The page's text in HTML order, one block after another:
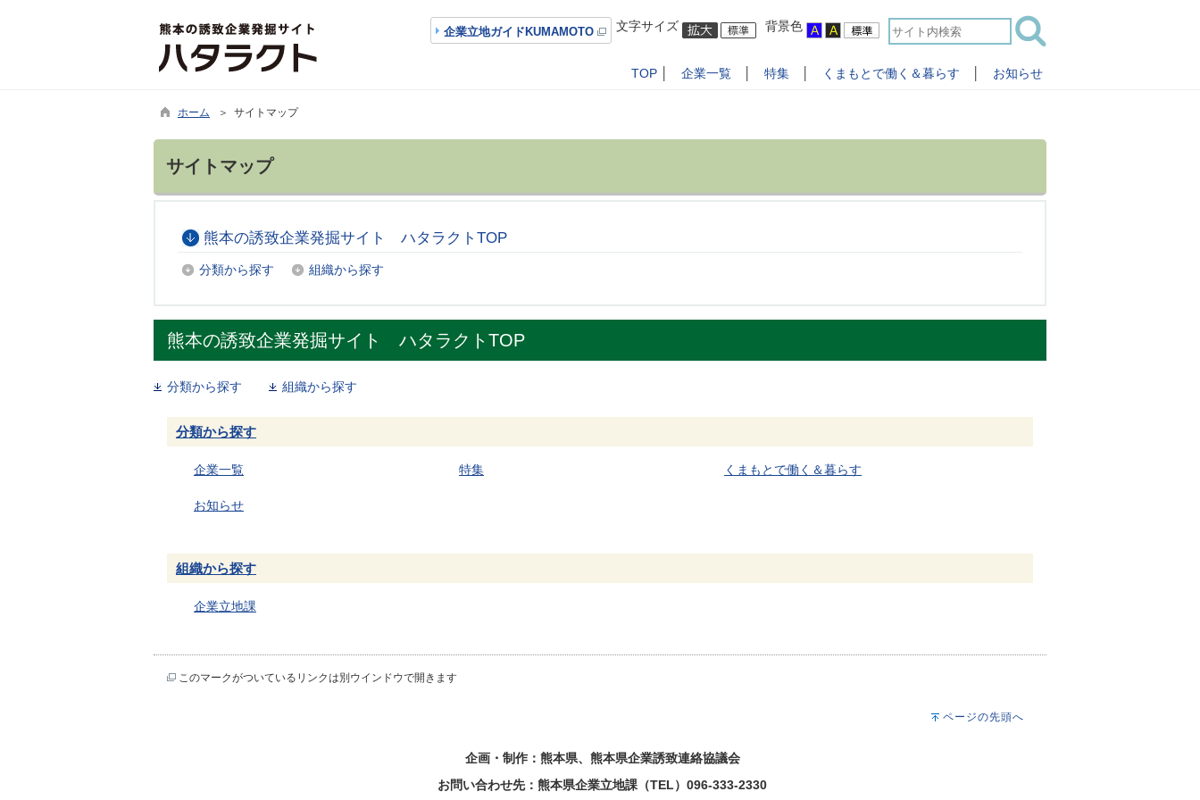
企業立地ガイドKUMAMOTO 文字サイズ 背景色
TOP 企業一覧 特集 くまもとで働く＆暮らす お知らせ
ホーム ＞ サイトマップ
サイトマップ
熊本の誘致企業発掘サイト ハタラクトTOP
分類から探す 組織から探す
熊本の誘致企業発掘サイト ハタラクトTOP
分類から探す 組織から探す
分類から探す
企業一覧 特集 くまもとで働く＆暮らす
お知らせ
組織から探す
企業立地課
このマークがついているリンクは別ウインドウで開きます
ページの先頭へ
企画・制作：熊本県、熊本県企業誘致連絡協議会
お問い合わせ先：熊本県企業立地課（TEL）096-333-2330